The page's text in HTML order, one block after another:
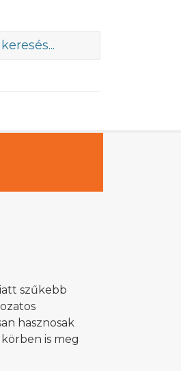
szűkebb
hasznosak
is meg